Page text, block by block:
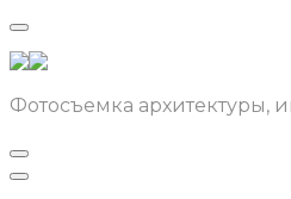
Фотосъемка архитектуры,